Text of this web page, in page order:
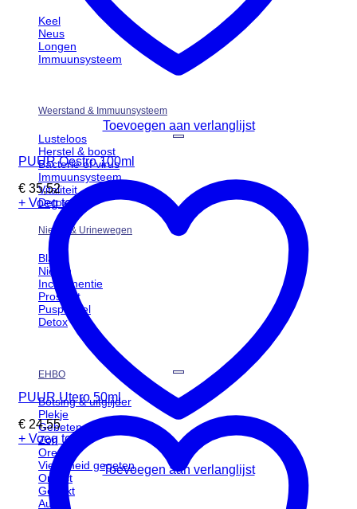
Keel
Neus
Longen
Immuunsysteem
Weerstand & Immuunsysteem
Lusteloos
Herstel & boost
Bacterie of virus
Immuunsysteem
Vitaliteit
Detox
Nieren & Urinewegen
Blaas
Nieren
Incontinentie
Prostaat
Puspiemel
Detox
EHBO
Botsing & uitglijder
Plekje
Gebeten
Zon
Oren
Viezigheid gegeten
Onrust
Geprikt
Au
Toevoegen aan verlanglijst
Toevoegen aan verlanglijst
PUUR Oestro 100ml
€ 35,52
+ Voeg toe
PUUR Utero 50ml
€ 24,55
+ Voeg toe